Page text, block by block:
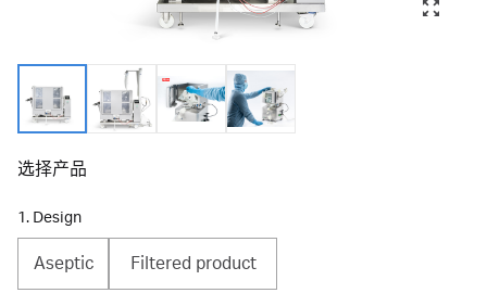
选择产品
1. Design
Aseptic Filtered product